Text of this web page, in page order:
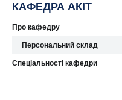
КАФЕДРА АКІТ
Про кафедру
Персональний склад
Спеціальності кафедри